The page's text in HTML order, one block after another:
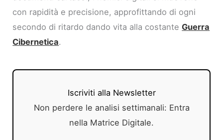
con rapidità e precisione, approfittando di ogni
secondo di ritardo dando vita alla costanteGuerra
Cibernetica.
Iscriviti alla Newsletter
Non perdere le analisi settimanali: Entra
nella Matrice Digitale.